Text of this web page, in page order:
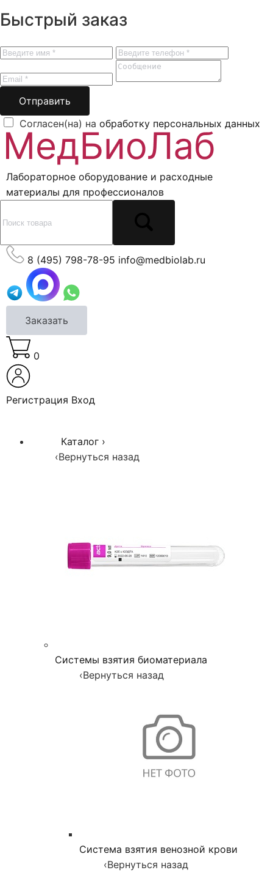
Быстрый заказ
Отправить
Согласен(на) на обработку персональных данных
Лабораторное оборудование и расходные
материалы для профессионалов
8 (495) 798-78-95 info@medbiolab.ru
Заказать
0
Регистрация Вход
Каталог ›
‹Вернуться назад
Системы взятия биоматериала
‹Вернуться назад
Система взятия венозной крови
‹Вернуться назад